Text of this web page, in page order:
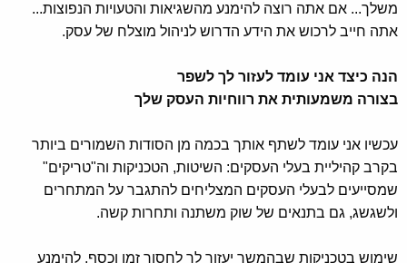
משלך... אם אתה רוצה להימנע מהשגיאות והטעויות הנפוצות...
אתה חייב לרכוש את הידע הדרוש לניהול מוצלח של עסק.
הנה כיצד אני עומד לעזור לך לשפר
בצורה משמעותית את רווחיות העסק שלך
עכשיו אני עומד לשתף אותך בכמה מן הסודות השמורים ביותר
בקרב קהיליית בעלי העסקים: השיטות, הטכניקות וה"טריקים"
שמסייעים לבעלי העסקים המצליחים להתגבר על המתחרים
ולשגשג, גם בתנאים של שוק משתנה ותחרות קשה.
שימוש בטכניקות שבהמשך יעזור לך לחסוך זמן וכסף, להימנע